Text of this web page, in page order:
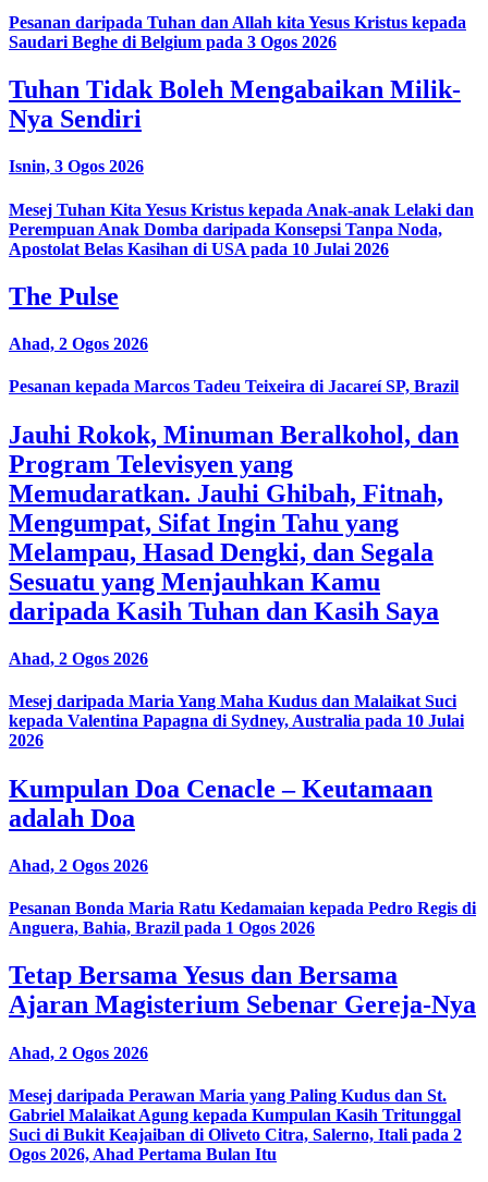
Pesanan daripada Tuhan dan Allah kita Yesus Kristus kepada
Saudari Beghe di Belgium pada 3 Ogos 2026
Tuhan Tidak Boleh Mengabaikan Milik-
Nya Sendiri
Isnin, 3 Ogos 2026
Mesej Tuhan Kita Yesus Kristus kepada Anak-anak Lelaki dan
Perempuan Anak Domba daripada Konsepsi Tanpa Noda,
Apostolat Belas Kasihan di USA pada 10 Julai 2026
The Pulse
Ahad, 2 Ogos 2026
Pesanan kepada Marcos Tadeu Teixeira di Jacareí SP, Brazil
Jauhi Rokok, Minuman Beralkohol, dan
Program Televisyen yang
Memudaratkan. Jauhi Ghibah, Fitnah,
Mengumpat, Sifat Ingin Tahu yang
Melampau, Hasad Dengki, dan Segala
Sesuatu yang Menjauhkan Kamu
daripada Kasih Tuhan dan Kasih Saya
Ahad, 2 Ogos 2026
Mesej daripada Maria Yang Maha Kudus dan Malaikat Suci
kepada Valentina Papagna di Sydney, Australia pada 10 Julai
2026
Kumpulan Doa Cenacle – Keutamaan
adalah Doa
Ahad, 2 Ogos 2026
Pesanan Bonda Maria Ratu Kedamaian kepada Pedro Regis di
Anguera, Bahia, Brazil pada 1 Ogos 2026
Tetap Bersama Yesus dan Bersama
Ajaran Magisterium Sebenar Gereja-Nya
Ahad, 2 Ogos 2026
Mesej daripada Perawan Maria yang Paling Kudus dan St.
Gabriel Malaikat Agung kepada Kumpulan Kasih Tritunggal
Suci di Bukit Keajaiban di Oliveto Citra, Salerno, Itali pada 2
Ogos 2026, Ahad Pertama Bulan Itu